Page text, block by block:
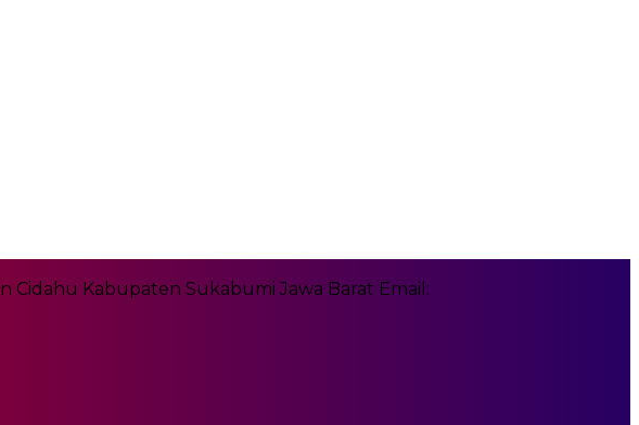
Cidahu Kabupaten Sukabumi Jawa Barat Email: